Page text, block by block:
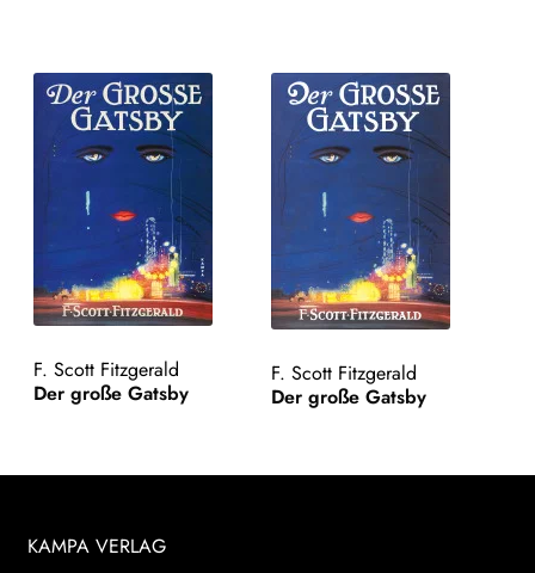
F. Scott Fitzgerald
Der große Gatsby
F. Scott Fitzgerald
Der große Gatsby
KAMPA VERLAG